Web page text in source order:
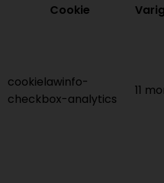
Cookie
cookielawinfo-
checkbox-analytics
11